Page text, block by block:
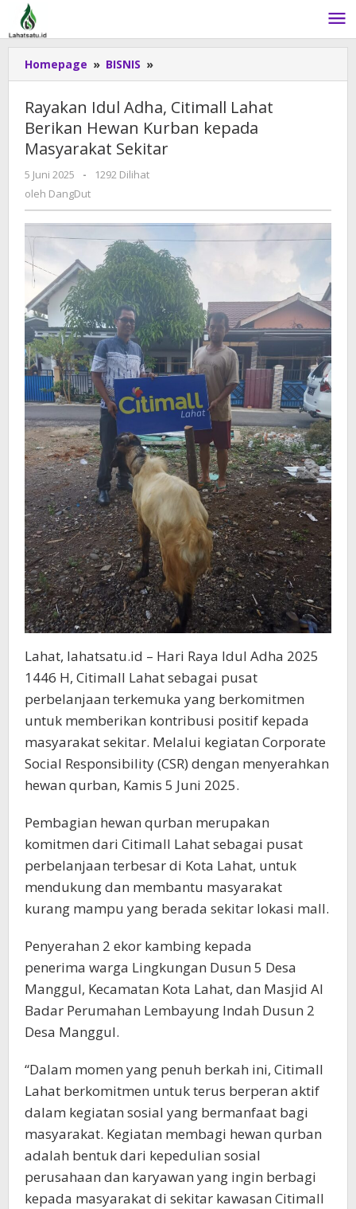
Lewati
konten
Homepage » BISNIS »
Idul
Citimall
Lahat
Berikan
Masyarakat
Sekitar
Rayakan Idul Adha, Citimall Lahat
Berikan Hewan Kurban kepada
Masyarakat Sekitar
5 Juni 2025
oleh
DangDut
-
1292 Dilihat
oleh DangDut
Lahat, lahatsatu.id – Hari Raya Idul Adha 2025
1446 H, Citimall Lahat sebagai pusat
perbelanjaan terkemuka yang berkomitmen
untuk memberikan kontribusi positif kepada
masyarakat sekitar. Melalui kegiatan Corporate
Social Responsibility (CSR) dengan menyerahkan
hewan qurban, Kamis 5 Juni 2025.
Pembagian hewan qurban merupakan
komitmen dari Citimall Lahat sebagai pusat
perbelanjaan terbesar di Kota Lahat, untuk
mendukung dan membantu masyarakat
kurang mampu yang berada sekitar lokasi mall.
Penyerahan 2 ekor kambing kepada
penerima warga Lingkungan Dusun 5 Desa
Manggul, Kecamatan Kota Lahat, dan Masjid Al
Badar Perumahan Lembayung Indah Dusun 2
Desa Manggul.
“Dalam momen yang penuh berkah ini, Citimall
Lahat berkomitmen untuk terus berperan aktif
dalam kegiatan sosial yang bermanfaat bagi
masyarakat. Kegiatan membagi hewan qurban
adalah bentuk dari kepedulian sosial
perusahaan dan karyawan yang ingin berbagi
kepada masyarakat di sekitar kawasan Citimall